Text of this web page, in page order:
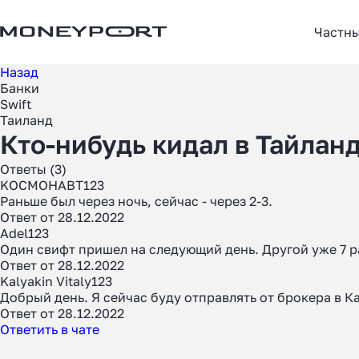
Назад
Банки
Swift
Таиланд
Кто-нибудь кидал в
Ответы (3)
KOCMOHABT123
Раньше был через ночь, сейчас - через 2-3.
Ответ от 28.12.2022
Adel123
Один свифт пришел на следующий день. Другой уже 7
Ответ от 28.12.2022
Kalyakin Vitaly123
Добрый день. Я сейчас буду отправлять от брокера в
Ответ от 28.12.2022
Ответить в чате